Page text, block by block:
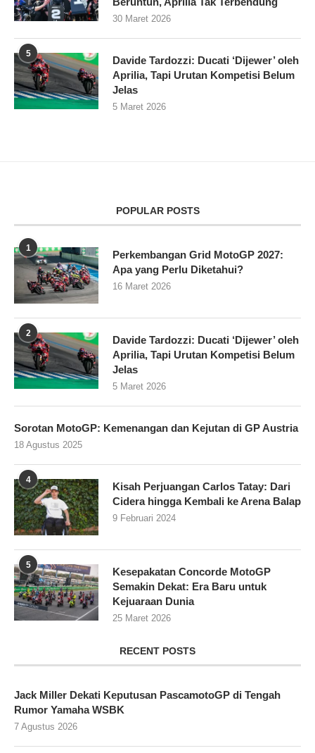
30 Maret 2026
5
Davide Tardozzi: Ducati ‘Dijewer’ oleh
Aprilia, Tapi Urutan Kompetisi Belum
Jelas
5 Maret 2026
POPULAR POSTS
1
Perkembangan Grid MotoGP 2027:
Apa yang Perlu Diketahui?
16 Maret 2026
2
Davide Tardozzi: Ducati ‘Dijewer’ oleh
Aprilia, Tapi Urutan Kompetisi Belum
Jelas
5 Maret 2026
Sorotan MotoGP: Kemenangan dan Kejutan di GP Austria
18 Agustus 2025
4
Kisah Perjuangan Carlos Tatay: Dari
Cidera hingga Kembali ke Arena Balap
9 Februari 2024
5
Kesepakatan Concorde MotoGP
Semakin Dekat: Era Baru untuk
Kejuaraan Dunia
25 Maret 2026
RECENT POSTS
Jack Miller Dekati Keputusan PascamotoGP di Tengah
Rumor Yamaha WSBK
7 Agustus 2026